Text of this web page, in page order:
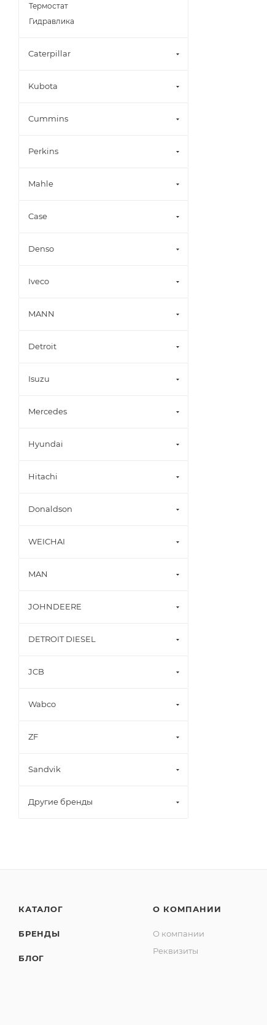
Термостат
Гидравлика
Caterpillar
Kubota
Cummins
Perkins
Mahle
Case
Denso
Iveco
MANN
Detroit
Isuzu
Mercedes
Hyundai
Hitachi
Donaldson
WEICHAI
MAN
JOHNDEERE
DETROIT DIESEL
JCB
Wabco
ZF
Sandvik
Другие бренды
КАТАЛОГ
БРЕНДЫ
БЛОГ
О КОМПАНИИ
О компании
Реквизиты